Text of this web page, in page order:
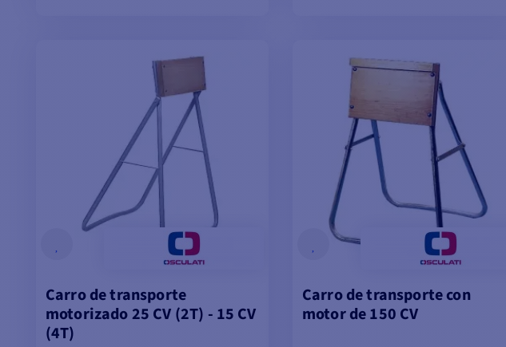
Carro de transporte
motorizado 25 CV (2T) - 15 CV
(4T)
Carro de transporte con
motor de 150 CV